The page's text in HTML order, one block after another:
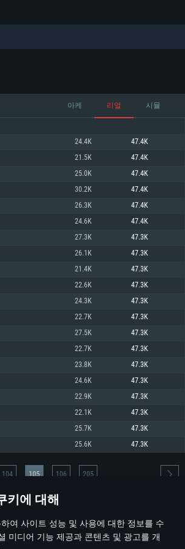
키에 대해
여 사이트 성능 및 사용에 대한 정보를 수
미디어 기능 제공과 콘텐츠 및 광고를 개
시스템 요구사항
bit)
이상
을 지원하는 AMD Radeon 77XX / NVIDIA
해상도: 720p
소 클라이언트)
체 클라이언트)
i5 (Intel Xeon 은 지원하지 않습니다)
하는 Intel Iris Pro 5200 (Mac), 혹은 이와 비슷한 성
Nvidia. 최소 해상도: 720p
소 클라이언트)
넷
체 클라이언트)
신 버전
하고, 최신 그래픽 드라이버를 지원하는 NVIDIA
동급의 성능을 가지며 최신 그래픽 드라이버를 지
소사양 지원 해상도 720p)
소 클라이언트)
하고, 최신 그래픽 드라이버를 지원하는 NVIDIA
동급의 성능을 가지며 최신 그래픽 드라이버를
월 미만; 최소사양 지원 해상도 720p) 이상
체 클라이언트)
아케 리얼 시뮬
24.4K 47.4K
21.5K 47.4K
25.0K 47.4K
30.2K 47.4K
26.3K 47.4K
24.6K 47.4K
27.3K 47.3K
26.1K 47.3K
21.4K 47.3K
22.6K 47.3K
24.3K 47.3K
22.7K 47.3K
27.5K 47.3K
22.7K 47.3K
23.8K 47.3K
24.6K 47.3K
22.9K 47.3K
22.1K 47.3K
25.7K 47.3K
25.6K 47.3K
됩니다
104 105 106 205